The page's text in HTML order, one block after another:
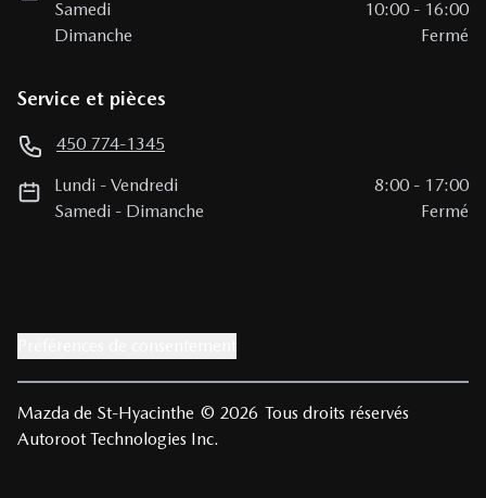
Samedi
10:00 - 16:00
Dimanche
Fermé
Service et pièces
450 774-1345
Lundi -Vendredi 8:00 - 17:00
Samedi - Dimanche Fermé
Mazda de St-Hyacinthe © 2026 Tous droits réservés
Autoroot Technologies Inc.